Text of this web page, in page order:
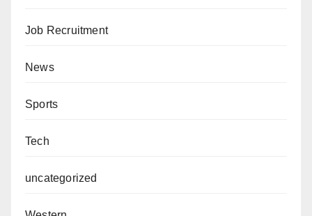
Job Recruitment
News
Sports
Tech
uncategorized